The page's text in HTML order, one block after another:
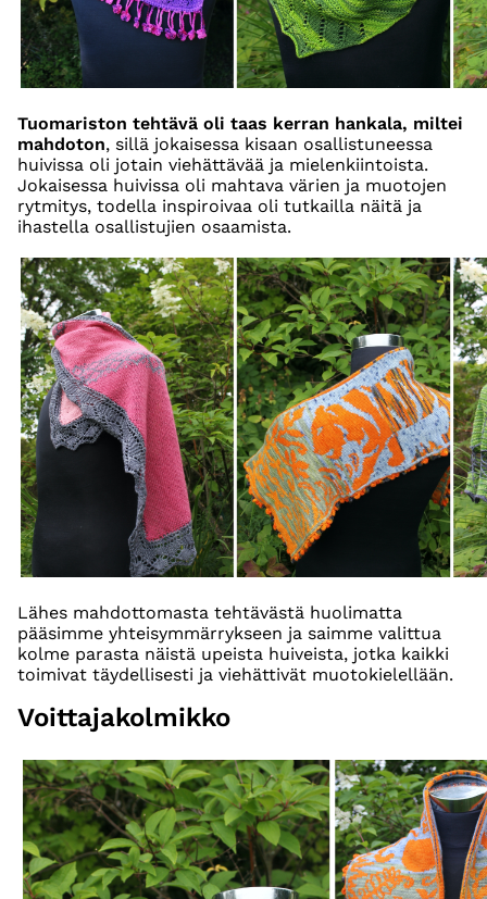
Tuomariston tehtävä oli taas kerran hankala, miltei
mahdoton, sillä jokaisessa kisaan osallistuneessa
huivissa oli jotain viehättävää ja mielenkiintoista.
Jokaisessa huivissa oli mahtava värien ja muotojen
rytmitys, todella inspiroivaa oli tutkailla näitä ja
ihastella osallistujien osaamista.
Lähes mahdottomasta tehtävästä huolimatta
pääsimme yhteisymmärrykseen ja saimme valittua
kolme parasta näistä upeista huiveista, jotka kaikki
toimivat täydellisesti ja viehättivät muotokielellään.
Voittajakolmikko